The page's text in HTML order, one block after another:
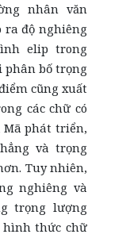
nhân văn
ra độ nghiêng
elip trong
phân bố trọng
cũng xuất
các chữ có
Mã phát triển,
và trọng
Tuy nhiên,
nghiêng và
trọng lượng
hình thức chữ